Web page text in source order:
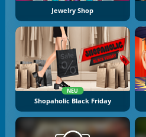
Jewelry Shop
NEU
Shopaholic Black Friday